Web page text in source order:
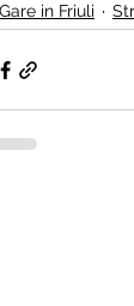
Gare in Friuli